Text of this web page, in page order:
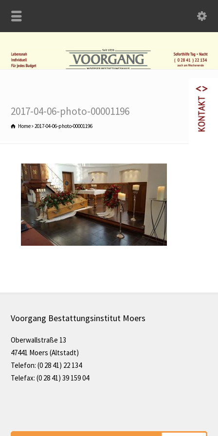
2017-04-06-photo-00001196
Home 2017-04-06-photo-00001196
Voorgang Bestattungsinstitut Moers
Oberwallstraße 13
47441 Moers (Altstadt)
Telefon: (0 28 41) 22 134
Telefax: (0 28 41) 39 159 04